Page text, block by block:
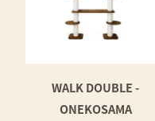
WALK DOUBLE -
ONEKOSAMA